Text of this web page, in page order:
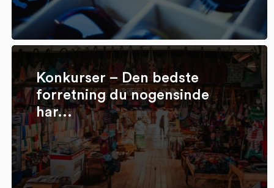
Konkurser – Den bedste
forretning du nogensinde
har...